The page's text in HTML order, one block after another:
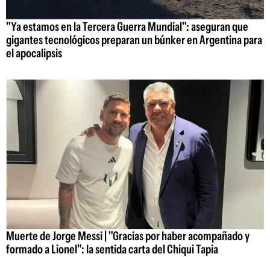
"Ya estamos en la Tercera Guerra Mundial": aseguran que
gigantes tecnológicos preparan un búnker en Argentina para
el apocalipsis
Muerte de Jorge Messi | "Gracias por haber acompañado y
formado a Lionel": la sentida carta del Chiqui Tapia